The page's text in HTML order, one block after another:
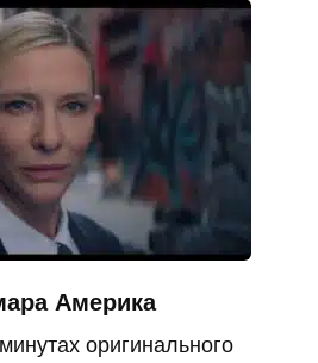
Америка
оригинального